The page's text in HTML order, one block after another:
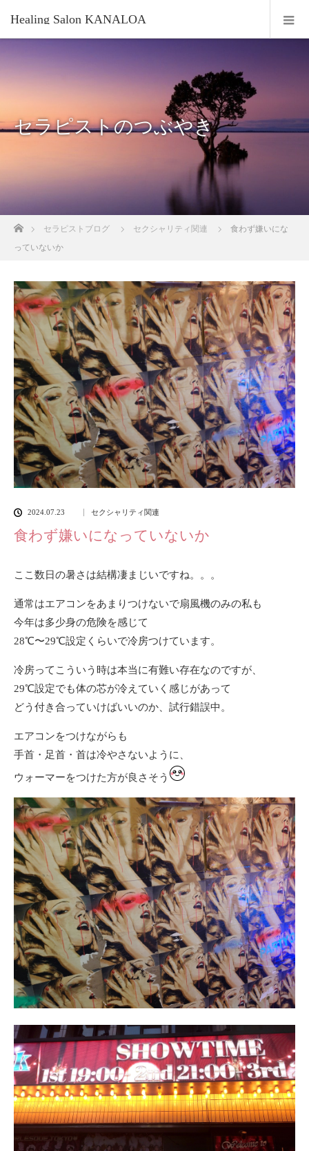
Healing Salon KANALOA
セラピストのつぶやき
ホームセラピストブログ セクシャリティ関連
食わず嫌いにな
っていないか
2024.07.23 セクシャリティ関連
食わず嫌いになっていないか
ここ数日の暑さは結構凄まじいですね。。。
通常はエアコンをあまりつけないで扇風機のみの私も
今年は多少身の危険を感じて
28℃〜29℃設定くらいで冷房つけています。
冷房ってこういう時は本当に有難い存在なのですが、
29℃設定でも体の芯が冷えていく感じがあって
どう付き合っていけばいいのか、試行錯誤中。
エアコンをつけながらも
手首・足首・首は冷やさないように、
ウォーマーをつけた方が良さそう